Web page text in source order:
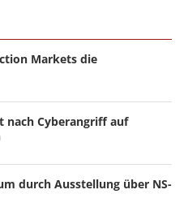
Markets die
Cyberangriff auf
durch Ausstellung über NS-